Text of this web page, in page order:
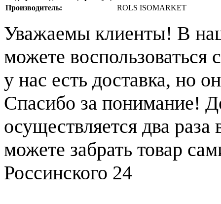
Производитель:
ROLS ISOMARKET
Уважаемы клиенты! В
можете воспользоваться
у нас есть доставка, но
Спасибо за понимание!
осуществляется два
можете забрать товар
Россинского 24